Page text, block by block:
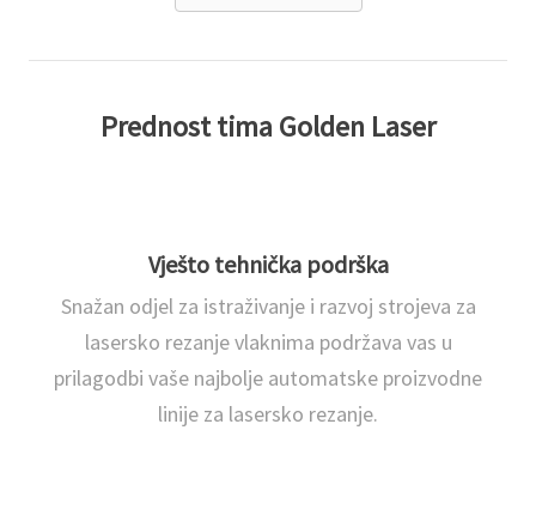
Prednost tima Golden Laser
Vješto tehnička podrška
Snažan odjel za istraživanje i razvoj strojeva za
lasersko rezanje vlaknima podržava vas u
prilagodbi vaše najbolje automatske proizvodne
linije za lasersko rezanje.